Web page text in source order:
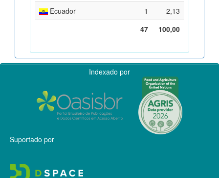
Ecuador
1
2,13
47
100,00
Indexado por
Suportado por